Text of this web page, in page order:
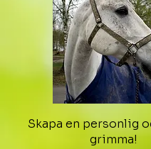
Skapa en personlig
grimma!